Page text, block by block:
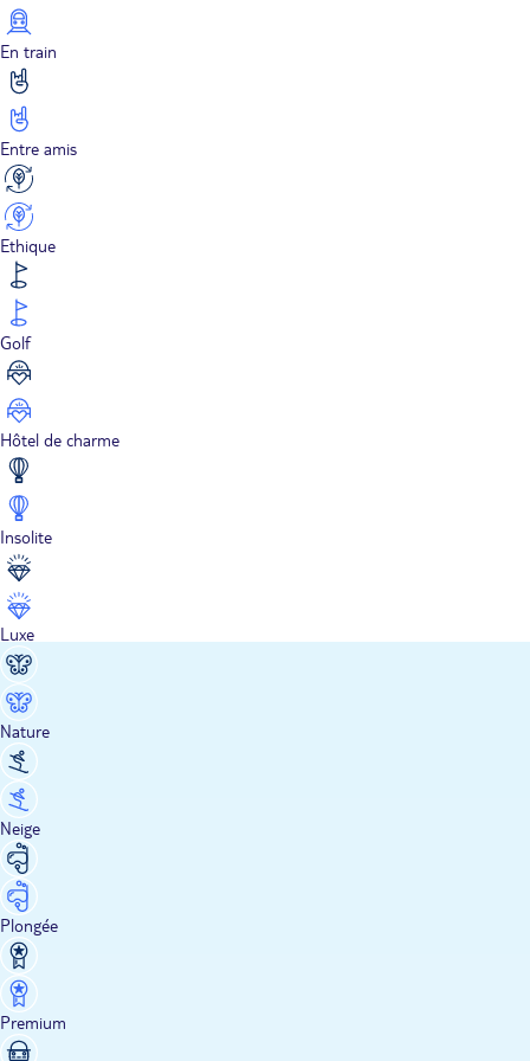
En train
Entre amis
Ethique
Golf
Hôtel de charme
Insolite
Luxe
Nature
Neige
Plongée
Premium